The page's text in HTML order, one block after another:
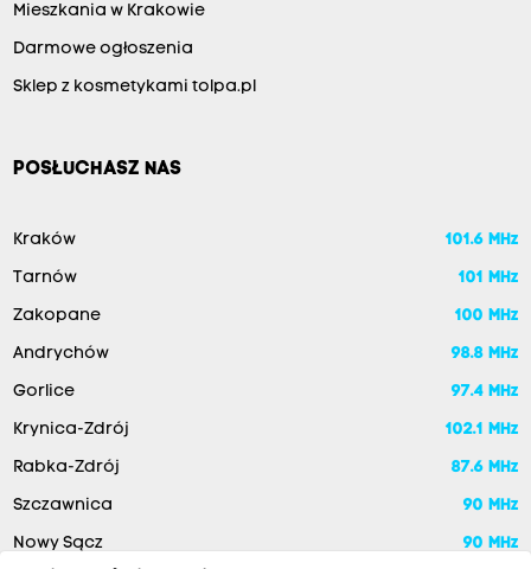
Mieszkania w Krakowie
Darmowe ogłoszenia
Sklep z kosmetykami tolpa.pl
POSŁUCHASZ NAS
Kraków 101.6 MHz
Tarnów 101 MHz
Zakopane 100 MHz
Andrychów 98.8 MHz
Gorlice 97.4 MHz
Krynica-Zdrój 102.1 MHz
Rabka-Zdrój 87.6 MHz
Szczawnica 90 MHz
Nowy Sącz
90 MHz